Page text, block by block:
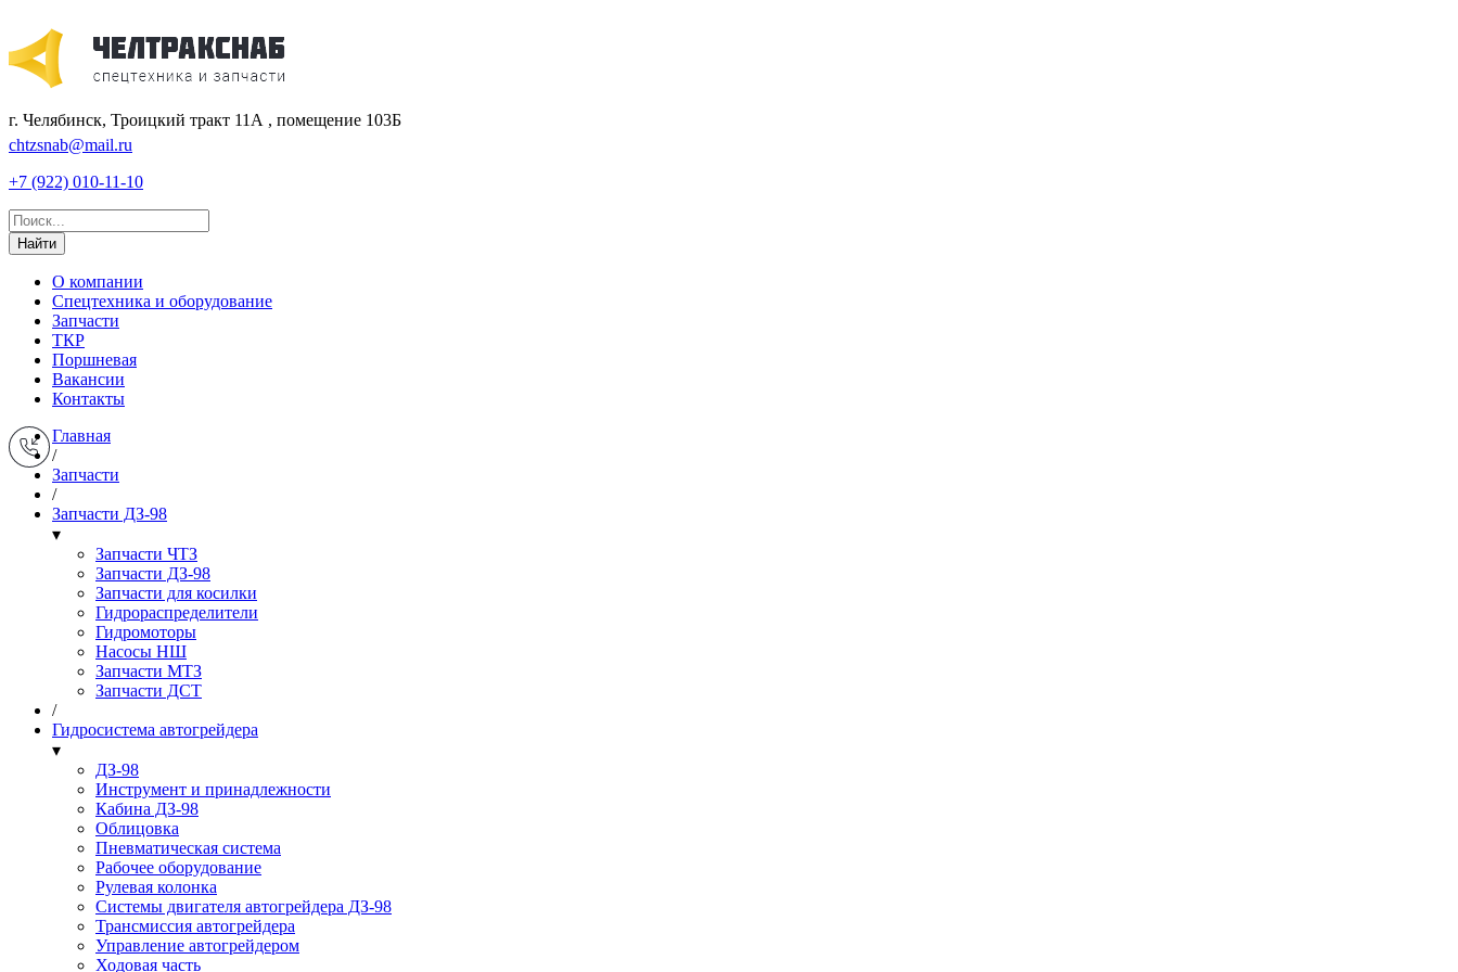
г. Челябинск, Троицкий тракт 11А , помещение 103Б
chtzsnab@mail.ru
+7 (922) 010-11-10
Найти
О компании
Спецтехника и оборудование
Запчасти
ТКР
Поршневая
Вакансии
Контакты
Главная
/
Запчасти
/
Запчасти ДЗ-98
▾
Запчасти ЧТЗ
Запчасти ДЗ-98
Запчасти для косилки
Гидрораспределители
Гидромоторы
Насосы НШ
Запчасти МТЗ
Запчасти ДСТ
/
Гидросистема автогрейдера
▾
ДЗ-98
Инструмент и принадлежности
Кабина ДЗ-98
Облицовка
Пневматическая система
Рабочее оборудование
Рулевая колонка
Системы двигателя автогрейдера ДЗ-98
Трансмиссия автогрейдера
Управление автогрейдером
Ходовая часть